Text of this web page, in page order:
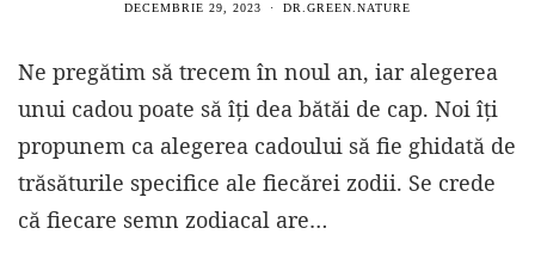
DECEMBRIE 29, 2023 DR.GREEN.NATURE
Ne pregătim să trecem în noul an, iar alegerea
unui cadou poate să îți dea bătăi de cap. Noi îți
propunem ca alegerea cadoului să fie ghidată de
trăsăturile specifice ale fiecărei zodii. Se crede
că fiecare semn zodiacal are…